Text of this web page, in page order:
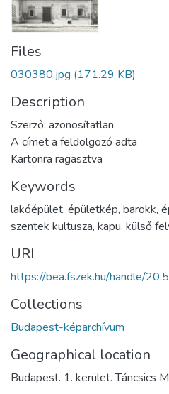
Files
030380.jpg (171.29 KB)
Description
Szerző: azonosítatlan
A címet a feldolgozó adta
Kartonra ragasztva
Keywords
lakóépület, épületkép, barokk,
szentek kultusza, kapu, külső
URI
https://bea.fszek.hu/handle/
Collections
Budapest-képarchívum
Geographical location
Budapest. 1. kerület. Táncsics